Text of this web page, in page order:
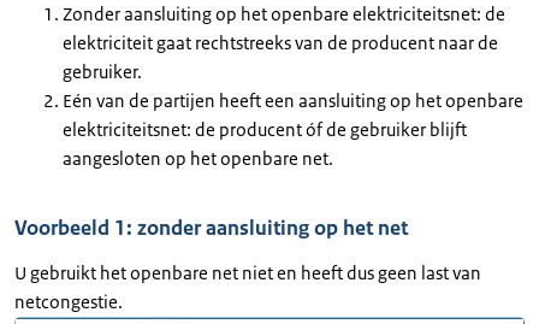
Zonder aansluiting op het openbare elektriciteitsnet: de
elektriciteit gaat rechtstreeks van de producent naar de
gebruiker.
Eén van de partijen heeft een aansluiting op het openbare
elektriciteitsnet: de producent óf de gebruiker blijft
aangesloten op het openbare net.
Voorbeeld 1: zonder aansluiting op het net
U gebruikt het openbare net niet en heeft dus geen last van
netcongestie.